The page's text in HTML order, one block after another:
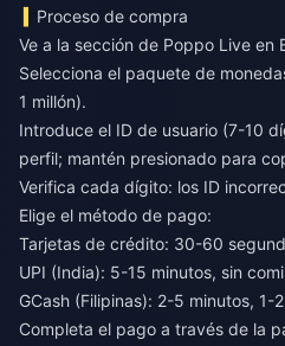
Proceso de compra
Ve a la sección de Poppo Live en
Selecciona el paquete de
1 millón).
Introduce el ID de usuario (7-10
perfil; mantén presionado para
Verifica cada dígito: los ID
Elige el método de pago:
Tarjetas de crédito: 30-60
UPI (India): 5-15 minutos, sin
GCash (Filipinas): 2-5 minutos, 1-
Completa el pago a través de la